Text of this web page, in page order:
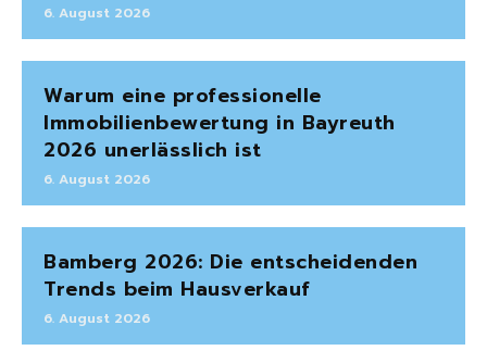
6. August 2026
Warum eine professionelle
Immobilienbewertung in Bayreuth
2026 unerlässlich ist
6. August 2026
Bamberg 2026: Die entscheidenden
Trends beim Hausverkauf
6. August 2026